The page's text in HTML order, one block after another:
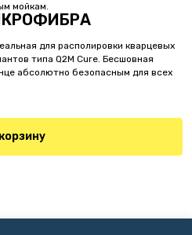
мойкам.
для располировки кварцевых
типа Q2M Cure. Бесшовная
абсолютно безопасным для всех